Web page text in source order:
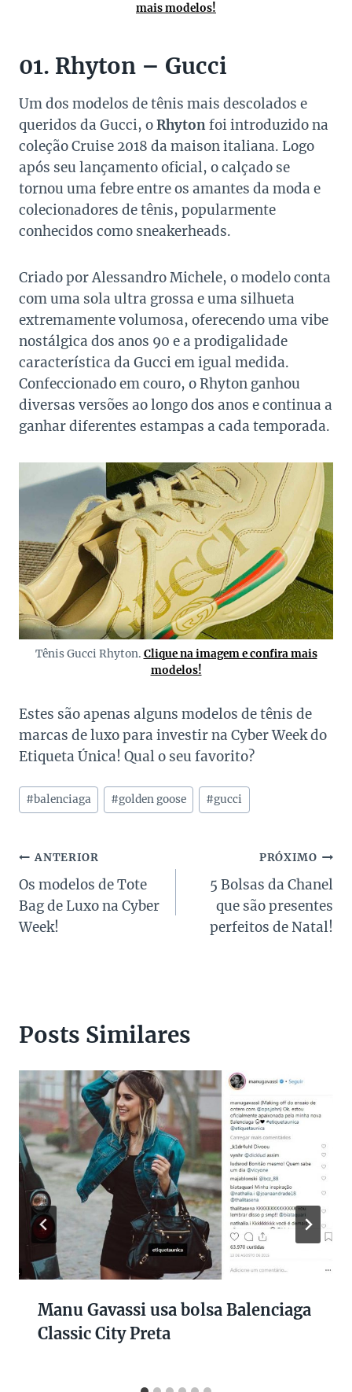
mais modelos!
01. Rhyton – Gucci
Um dos modelos de tênis mais descolados e
queridos da Gucci, oRhytonfoi introduzido na
coleção Cruise 2018 da maison italiana. Logo
após seu lançamento oficial, o calçado se
tornou uma febre entre os amantes da moda e
colecionadores de tênis, popularmente
conhecidos como sneakerheads.
Criado por Alessandro Michele, o modelo conta
com uma sola ultra grossa e uma silhueta
extremamente volumosa, oferecendo uma vibe
nostálgica dos anos 90 e a prodigalidade
característica da Gucci em igual medida.
Confeccionado em couro, o Rhyton ganhou
diversas versões ao longo dos anos e continua a
ganhar diferentes estampas a cada temporada.
Tênis Gucci Rhyton. Clique na imagem e confira mais
modelos!
Estes são apenas alguns modelos de tênis de
marcas de luxo para investir na Cyber Week do
Etiqueta Única! Qual o seu favorito?
Tags
do
#balenciaga #golden goose #gucci
Navegação
de
Post
ANTERIOR
Os modelos de Tote
Bag de Luxo na Cyber
Week!
PRÓXIMO
5 Bolsas da Chanel
que são presentes
perfeitos de Natal!
Posts Similares
Manu Gavassi usa bolsa Balenciaga
Classic City Preta